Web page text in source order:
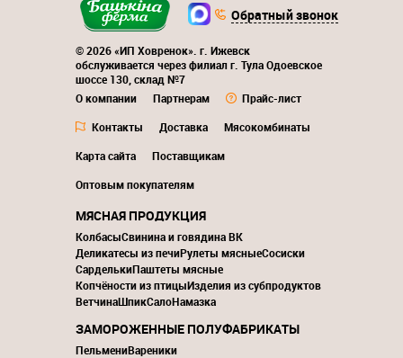
© 2026 «ИП Ховренок». г. Ижевск
обслуживается через филиал г. Тула Одоевское
шоссе 130, склад №7
О компании
Партнерам
Прайс-лист
Контакты
Доставка
Мясокомбинаты
Карта сайта
Поставщикам
Оптовым покупателям
Обратный звонок
МЯСНАЯ ПРОДУКЦИЯ
КолбасыСвинина и говядина ВК
Деликатесы из печиРулеты мясныеСосиски
СарделькиПаштеты мясные
Копчёности из птицыИзделия из субпродуктов
ВетчинаШпикСалоНамазка
ЗАМОРОЖЕННЫЕ ПОЛУФАБРИКАТЫ
ПельмениВареники